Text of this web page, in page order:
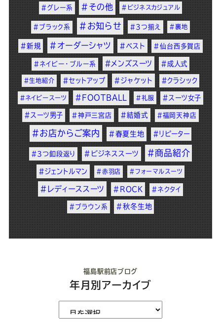
#グレー系 #その他 #ビジネスカジュアル
#ブラック系 #お知らせ #3つ揃え #裏地
#新規 #オーダーシャツ #ベスト #仙台西多賀店
#ネイビー・ブルー系 #メンズスーツ #成人式
#生地紹介 #セットアップ #ジャケット #クラシック
#ネイビースーツ #FOOTBALL #礼服 #スーツ女子
#スーツ男子 #神戸三宮店 #結婚式 #福岡天神店
#お店からご案内 #春夏生地 #リピーター
#3つ釦段返り #ビジネススーツ #商品紹介
#ジェントルマン #赤羽店 #フォーマルスーツ
#レディーススーツ #ROCK #ネクタイ
#ブラウン系 #秋冬生地
福島駅前店ブログ
年月別アーカイブ